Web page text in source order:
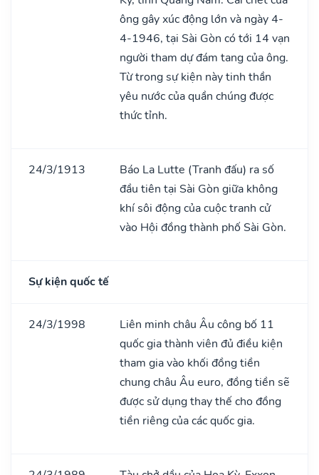
ông gây xúc động lớn và ngày 4-
4-1946, tại Sài Gòn có tới 14 vạn
người tham dự đám tang của ông.
Từ trong sự kiện này tinh thần
yêu nước của quần chúng được
thức tỉnh.
24/3/1913
Báo La Lutte (Tranh đấu) ra số
đầu tiên tại Sài Gòn giữa không
khí sôi động của cuộc tranh cử
vào Hội đồng thành phố Sài Gòn.
Sự kiện quốc tế
24/3/1998
Liên minh châu Âu công bố 11
quốc gia thành viên đủ điều kiện
tham gia vào khối đồng tiền
chung châu Âu euro, đồng tiền sẽ
được sử dụng thay thế cho đồng
tiền riêng của các quốc gia.